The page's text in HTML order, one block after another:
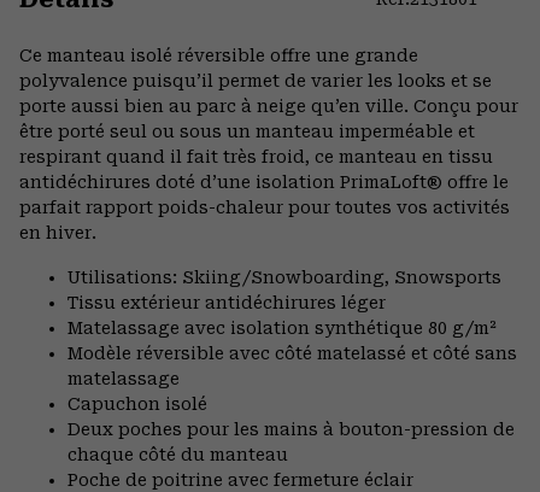
Ce manteau isolé réversible offre une grande
polyvalence puisqu’il permet de varier les looks et se
porte aussi bien au parc à neige qu’en ville. Conçu pour
être porté seul ou sous un manteau imperméable et
respirant quand il fait très froid, ce manteau en tissu
antidéchirures doté d’une isolation PrimaLoft® offre le
parfait rapport poids-chaleur pour toutes vos activités
en hiver.
Utilisations: Skiing/Snowboarding, Snowsports
Tissu extérieur antidéchirures léger
Matelassage avec isolation synthétique 80 g/m²
Modèle réversible avec côté matelassé et côté sans
matelassage
Capuchon isolé
Deux poches pour les mains à bouton-pression de
chaque côté du manteau
Poche de poitrine avec fermeture éclair